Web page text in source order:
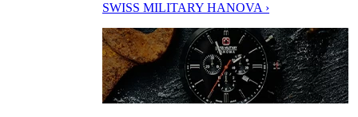
SWISS MILITARY HANOVA ›